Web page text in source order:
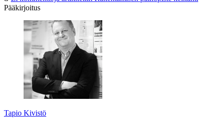
Pääkirjoitus
Tapio Kivistö